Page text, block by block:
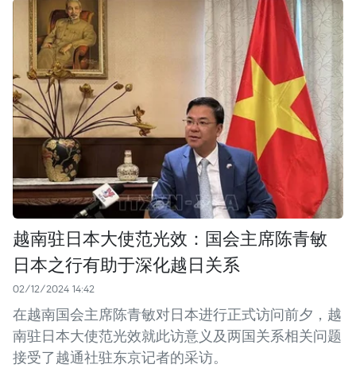
越南驻日本大使范光效：国会主席陈青敏
日本之行有助于深化越日关系
02/12/2024 14:42
在越南国会主席陈青敏对日本进行正式访问前夕，越
南驻日本大使范光效就此访意义及两国关系相关问题
接受了越通社驻东京记者的采访。